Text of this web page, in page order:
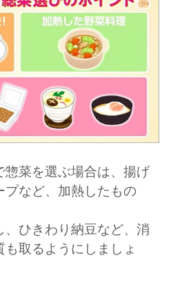
惣菜を選ぶ場合は、揚げ
など、加熱したもの
ひきわり納豆など、消
取るようにしましょ